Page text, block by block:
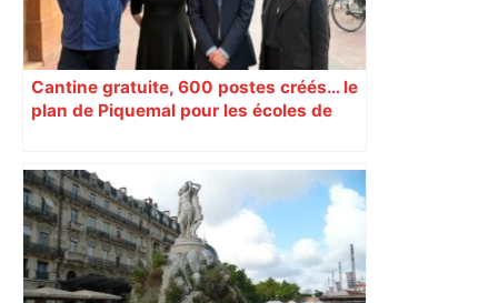
Cantine gratuite, 600 postes créés… le
plan de Piquemal pour les écoles de